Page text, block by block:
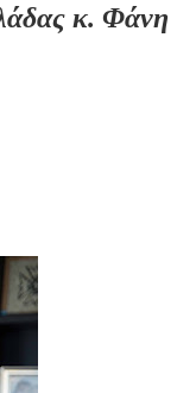
κ. Φάνη